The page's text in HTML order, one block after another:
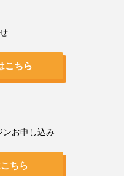
こちら
お申し込み
ちら